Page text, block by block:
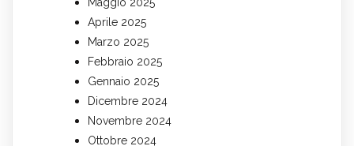
Maggio 2025
Aprile 2025
Marzo 2025
Febbraio 2025
Gennaio 2025
Dicembre 2024
Novembre 2024
Ottobre 2024